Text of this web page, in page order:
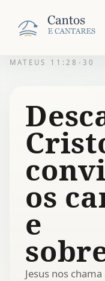
MATEUS 11:28-30
os
e
Jesus nos